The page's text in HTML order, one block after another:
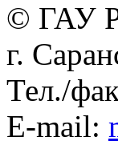
© ГАУ
г.
Тел./
E-mail: